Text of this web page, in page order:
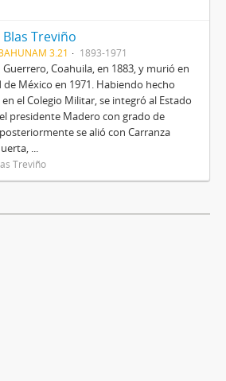
Blas Treviño
3.21 1893-1971
Guerrero, Coahuila, en 1883, y murió en
de México en 1971. Habiendo hecho
el Colegio Militar, se integró al Estado
presidente Madero con grado de
se alió con Carranza
...
Treviño